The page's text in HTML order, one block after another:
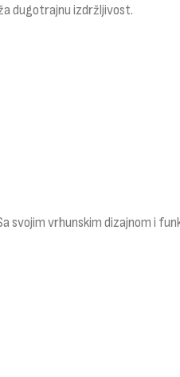
dugotrajnu izdržljivost.
svojim vrhunskim dizajnom i